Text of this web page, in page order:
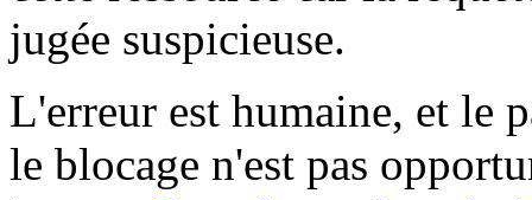
jugée suspicieuse.
L'erreur est humaine, et le
le blocage n'est pas